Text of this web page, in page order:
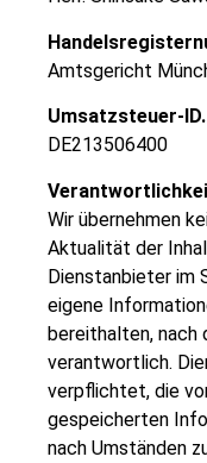
Amtsgericht
Umsatzsteuer-ID.
DE213506400
Wir übernehmen
Aktualität der
Dienstanbieter im
eigene
bereithalten, nach
verantwortlich.
verpflichtet, die
gespeicherten
nach Umständen